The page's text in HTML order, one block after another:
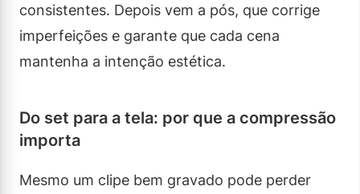
consistentes. Depois vem a pós, que corrige
imperfeições e garante que cada cena
mantenha a intenção estética.
Do set para a tela: por que a compressão
importa
Mesmo um clipe bem gravado pode perder